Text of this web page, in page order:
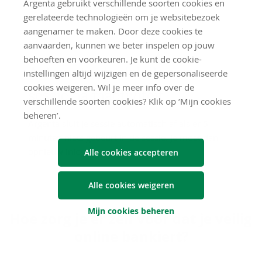
Argenta gebruikt verschillende soorten cookies en
gerelateerde technologieën om je websitebezoek
aangenamer te maken. Door deze cookies te
aanvaarden, kunnen we beter inspelen op jouw
behoeften en voorkeuren. Je kunt de cookie-
instellingen altijd wijzigen en de gepersonaliseerde
cookies weigeren. Wil je meer info over de
verschillende soorten cookies? Klik op ‘Mijn cookies
beheren’.
Alle cookies accepteren
Alle cookies weigeren
Mijn cookies beheren
nieuwe functies toevoegen.
Au­to­ma­tisch af­slui­ten van
ses­sie na in­ac­ti­vi­teit
minuten niets gebeurt in de sessie. Je moet dan
opnieuw inloggen.
Hoe zorg je er zelf voor dat je vei­lig